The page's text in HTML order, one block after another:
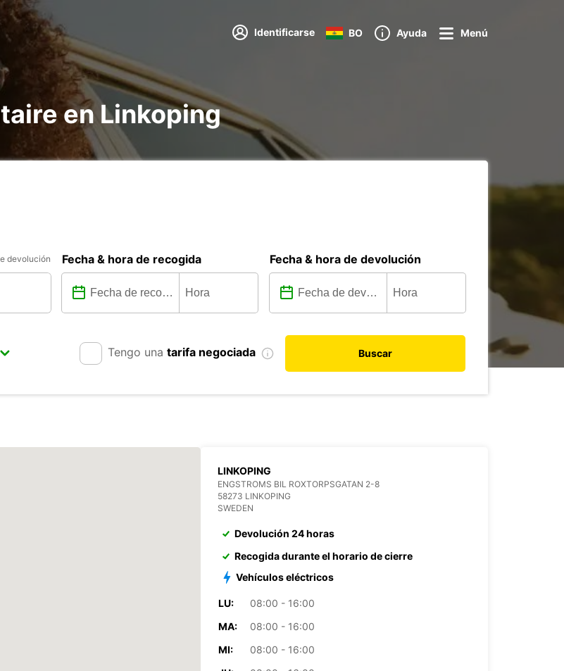
Identificarse BO Ayuda Menú
en Linkoping
devolución Fecha & hora de recogida Fecha & hora de devolución
Tengo una tarifa negociada Buscar
LINKOPING
ENGSTROMS BIL ROXTORPSGATAN 2-8
58273 LINKOPING
SWEDEN
Devolución 24 horas
Recogida durante el horario de cierre
Vehículos eléctricos
LU:
08:00 - 16:00
MA:
08:00 - 16:00
MI:
08:00 - 16:00